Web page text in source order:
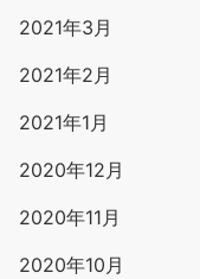
2021年3月
2021年2月
2021年1月
2020年12月
2020年11月
2020年10月